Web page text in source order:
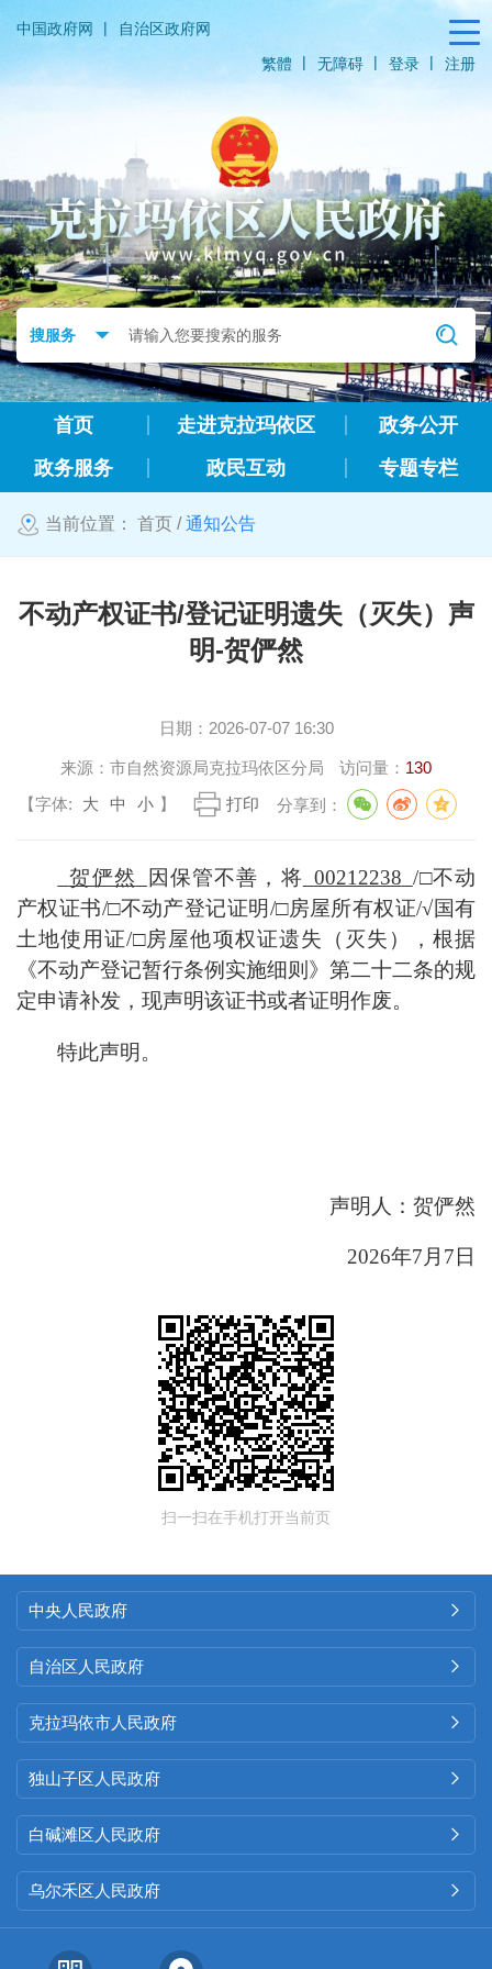
中国政府网 |
自治区政府网
繁體
| 无障碍 | 登录 | 注册
首页 走进克拉玛依区
政务公开
政务服务
政民互动 专题专栏
当前位置： 首页 /通知公告
不动产权证书/登记证明遗失（灭失）声
明-贺俨然
日期： 2026-07-07 16:30
来源： 市自然资源局克拉玛依区分局 访问量： 130
【字体:
大 中 小 】 打印 分享到：
贺俨然 因保管不善， 将 00212238 /□不动
产权证书/□不动产登记证明/□房屋所有权证/√国有
土地使用证/□房屋他项权证遗失（灭失） ， 根据
《不动产登记暂行条例实施细则》第二十二条的规
定申请补发，现声明该证书或者证明作废。
特此声明。
声明人 ： 贺俨然
2026年7 月 7 日
扫一扫在手机打开当前页
中央人民政府 
自治区人民政府 
克拉玛依市人民政府 
独山子区人民政府 
白碱滩区人民政府 
乌尔禾区人民政府 